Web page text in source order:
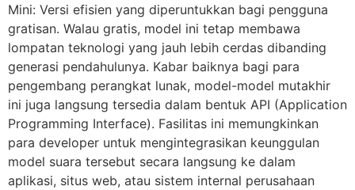
Mini: Versi efisien yang diperuntukkan bagi pengguna
gratisan. Walau gratis, model ini tetap membawa
lompatan teknologi yang jauh lebih cerdas dibanding
generasi pendahulunya. Kabar baiknya bagi para
pengembang perangkat lunak, model-model mutakhir
ini juga langsung tersedia dalam bentuk API (Application
Programming Interface). Fasilitas ini memungkinkan
para developer untuk mengintegrasikan keunggulan
model suara tersebut secara langsung ke dalam
aplikasi, situs web, atau sistem internal perusahaan